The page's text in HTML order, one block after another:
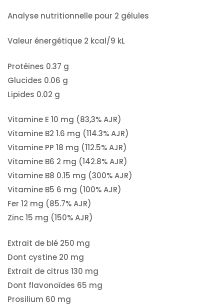
Analyse nutritionnelle pour 2 gélules
Valeur énergétique 2 kcal/9 kL
Protéines 0.37 g
Glucides 0.06 g
Lipides 0.02 g
Vitamine E 10 mg (83,3% AJR)
Vitamine B2 1.6 mg (114.3% AJR)
Vitamine PP 18 mg (112.5% AJR)
Vitamine B6 2 mg (142.8% AJR)
Vitamine B8 0.15 mg (300% AJR)
Vitamine B5 6 mg (100% AJR)
Fer 12 mg (85.7% AJR)
Zinc 15 mg (150% AJR)
Extrait de blé 250 mg
Dont cystine 20 mg
Extrait de citrus 130 mg
Dont flavonoïdes 65 mg
Prosilium 60 mg